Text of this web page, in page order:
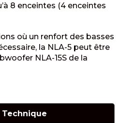
8 enceintes (4 enceintes
où un renfort des basses
la NLA-5 peut être
NLA-15S de la
Technique